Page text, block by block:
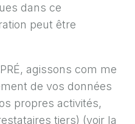
dans ce
peut être
agissons com me
de vos données
propres activités,
tiers) (voir la